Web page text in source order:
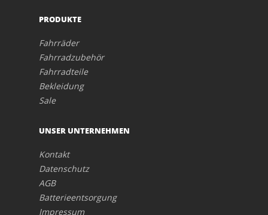
PRODUKTE
Fahrräder
Fahrradzubehör
Fahrradteile
Bekleidung
Sale
UNSER UNTERNEHMEN
Kontakt
Datenschutz
AGB
Batterieentsorgung
Impressum